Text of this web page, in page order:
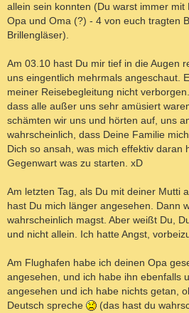
allein sein konnten (Du warst immer mit
Opa und Oma (?) - 4 von euch tragten
Brillengläser).
Am 03.10 hast Du mir tief in die Augen
uns eingentlich mehrmals angeschaut.
meiner Reisebegleitung nicht
dass alle außer uns sehr amüsiert
schämten wir uns und hörten auf, uns
wahrscheinlich, dass Deine Familie
Dich so ansah, was mich effektiv daran
Gegenwart was zu starten. xD
Am letzten Tag, als Du mit deiner Mutti
hast Du mich länger angesehen. Dann
wahrscheinlich magst. Aber weißt Du,
und nicht allein. Ich hatte Angst,
Am Flughafen habe ich deinen Opa
angesehen, und ich habe ihn ebenfalls
angesehen und ich habe nichts getan,
Deutsch spreche
(das hast du